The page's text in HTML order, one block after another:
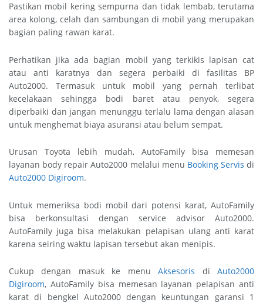
Pastikan mobil kering sempurna dan tidak lembab, terutama
area kolong, celah dan sambungan di mobil yang merupakan
bagian paling rawan karat.
Perhatikan jika ada bagian mobil yang terkikis lapisan cat
atau anti karatnya dan segera perbaiki di fasilitas BP
Auto2000. Termasuk untuk mobil yang pernah terlibat
kecelakaan sehingga bodi baret atau penyok, segera
diperbaiki dan jangan menunggu terlalu lama dengan alasan
untuk menghemat biaya asuransi atau belum sempat.
Urusan Toyota lebih mudah, AutoFamily bisa memesan
layanan body repair Auto2000 melalui menu Booking Servis di
Auto2000 Digiroom.
Untuk memeriksa bodi mobil dari potensi karat, AutoFamily
bisa berkonsultasi dengan service advisor Auto2000.
AutoFamily juga bisa melakukan pelapisan ulang anti karat
karena seiring waktu lapisan tersebut akan menipis.
Cukup dengan masuk ke menuAksesoris diAuto2000
Digiroom, AutoFamily bisa memesan layanan pelapisan anti
karat di bengkel Auto2000 dengan keuntungan garansi 1